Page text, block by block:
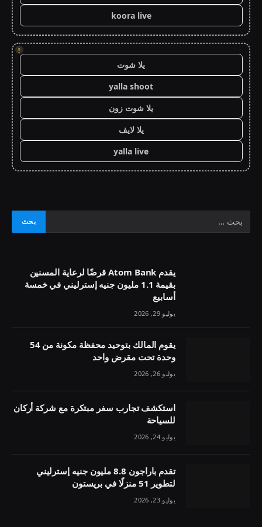
koora live
!
يلا شوت
yalla shoot
يلا شوت زون
يلا لايف
yalla live
يقدم Atom Bank قرضًا لرعاية المسنين
بقيمة 1.1 مليون جنيه إسترليني في خمسة
أسابيع
يوليو 29, 2026
يقوم المالك بتوحيد محفظة مكونة من 54
وحدة تحت مقرض واحد
يوليو 26, 2026
استكشف تجارب سفر مبتكرة مع شركة أركان
للسياحة
يوليو 24, 2026
تقدم باراجون 8.8 مليون جنيه إسترليني
لتطوير 51 منزلًا في بريستون
يوليو 23, 2026